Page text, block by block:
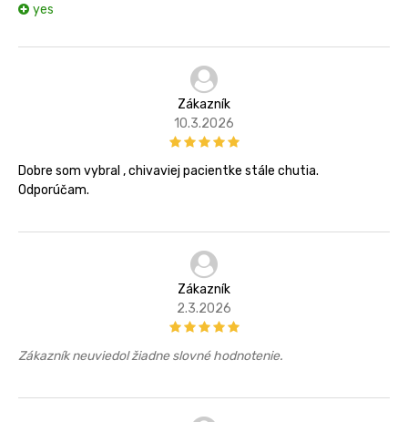
yes
Zákazník
10.3.2026
Dobre som vybral , chivaviej pacientke stále chutia.
Odporúčam.
Zákazník
2.3.2026
Zákazník neuviedol žiadne slovné hodnotenie.